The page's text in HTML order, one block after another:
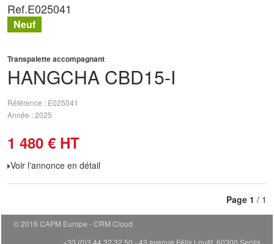
HANGCHA CBD15-I
Transpalette accompagnant
Référence
E025041
Année 2025
1 480 € HT
Voir l'annonce en détail
Ref.E025041
Neuf
Page 1 / 1
© 2016 CAPM Europe
CRM Cloud
+33 (0)3 44 32 32 50 - 43 avenue Félix Louât, 60300 Senlis